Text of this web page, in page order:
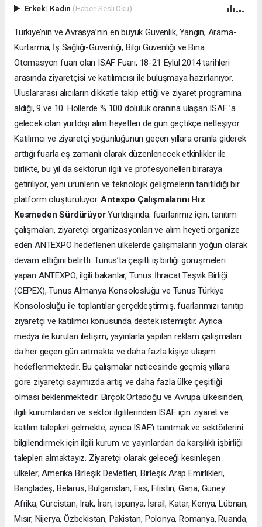
Erkek| Kadın (Haberi Sesli Oku)
Türkiye’nin ve Avrasya’nın en büyük Güvenlik, Yangın, Arama-
Kurtarma, İş Sağlığı-Güvenliği, Bilgi Güvenliği ve Bina
Otomasyon fuarı olan ISAF Fuarı, 18-21 Eylül 2014 tarihleri
arasında ziyaretçisi ve katılımcısı ile buluşmaya hazırlanıyor.
Uluslararası alıcıların dikkatle takip ettiği ve ziyaret programına
aldığı, 9 ve 10. Hollerde % 100 doluluk oranına ulaşan ISAF ’a
gelecek olan yurtdışı alım heyetleri de gün geçtikçe netleşiyor.
Katılımcı ve ziyaretçi yoğunluğunun geçen yıllara oranla giderek
arttığı fuarla eş zamanlı olarak düzenlenecek etkinlikler ile
birlikte, bu yıl da sektörün ilgili ve profesyonelleri biraraya
getiriliyor, yeni ürünlerin ve teknolojik gelişmelerin tanıtıldığı bir
platform oluşturuluyor.Antexpo Çalışmalarını Hız
Kesmeden SürdürüyorYurtdışında; fuarlarımız için, tanıtım
çalışmaları, ziyaretçi organizasyonları ve alım heyeti organize
eden ANTEXPO hedeflenen ülkelerde çalışmaların yoğun olarak
devam ettiğini belirtti. Tunus’ta çeşitli iş birliği görüşmeleri
yapan ANTEXPO; ilgili bakanlar, Tunus İhracat Teşvik Birliği
(CEPEX), Tunus Almanya Konsolosluğu ve Tunus Türkiye
Konsolosluğu ile toplantılar gerçekleştirmiş, fuarlarımızı tanıtıp
ziyaretçi ve katılımcı konusunda destek istemiştir. Ayrıca
medya ile kurulan iletişim, yayınlarla yapılan reklam çalışmaları
da her geçen gün artmakta ve daha fazla kişiye ulaşım
hedeflenmektedir. Bu çalışmalar neticesinde geçmiş yıllara
göre ziyaretçi sayımızda artış ve daha fazla ülke çeşitliği
olması beklenmektedir. Birçok Ortadoğu ve Avrupa ülkesinden,
ilgili kurumlardan ve sektör ilgililerinden ISAF için ziyaret ve
katılım talepleri gelmekte, ayrıca ISAF’ı tanıtmak ve sektörlerini
bilgilendirmek için ilgili kurum ve yayınlardan da karşılıklı işbirliği
talepleri almaktayız. Ziyaretçi olarak geleceği kesinleşen
ülkeler; Amerika Birleşik Devletleri, Birleşik Arap Emirlikleri,
Bangladeş, Belarus, Bulgaristan, Fas, Filistin, Gana, Güney
Afrika, Gürcistan, Irak, İran, ispanya, İsrail, Katar, Kenya, Lübnan,
Mısır, Nijerya, Özbekistan, Pakistan, Polonya, Romanya, Ruanda,